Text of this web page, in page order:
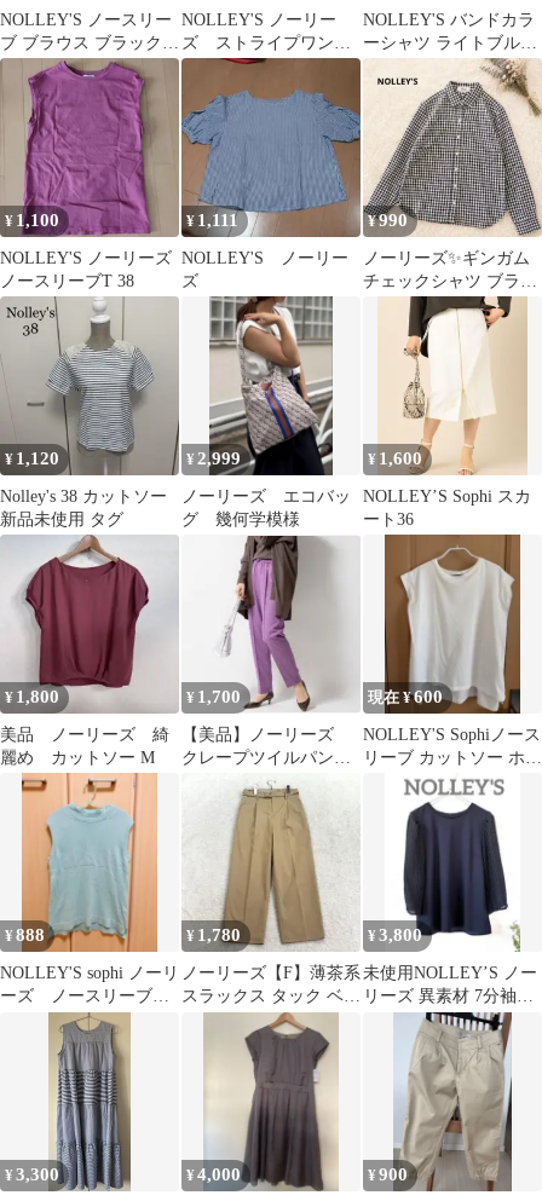
NOLLEY'S ノースリー
ブ ブラウス ブラック
38
NOLLEY'S ノーリー
ズ ストライプワンピ
ース 38 美品
NOLLEY'S バンドカラ
ーシャツ ライトブルー
38
¥ 1,100
NOLLEY'S ノーリーズ
ノースリーブT 38
¥ 1,111
NOLLEY'S ノーリー
ズ
¥990
ノーリーズ✨️ギンガム
チェックシャツ ブラッ
ク 長袖 ラウンドヘム
レディースM
¥ 1,120
Nolley's 38 カットソー
新品未使用 タグ
¥ 2,999
ノーリーズ エコバッ
グ 幾何学模様
¥ 1,600
NOLLEY’S Sophi スカ
ート36
¥ 1,800
美品 ノーリーズ 綺
麗め カットソー M
¥ 1,700
【美品】ノーリーズ
クレープツイルパン
ツ パープル サイズ
現在 ¥600
NOLLEY'S Sophiノース
リーブ カットソー ホワ
¥888
NOLLEY'S sophi ノーリ
ーズ ノースリーブニ
ット サマーニット
¥ 1,780
ノーリーズ【F】薄茶系
スラックス タック ベル
ト付 テーパード きれい
¥3,800
未使用NOLLEY’S ノー
リーズ 異素材 7分袖カ
ットソー ネイビー 38
¥3,300 ¥4,000 ¥900